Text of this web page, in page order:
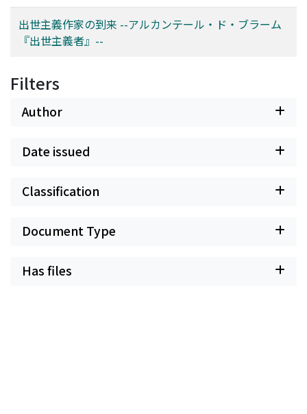
出世主義作家の到来 --アルカンテール・ド・ブラーム
『出世主義者』--
Filters
Author
Date issued
Classification
Document Type
Has files